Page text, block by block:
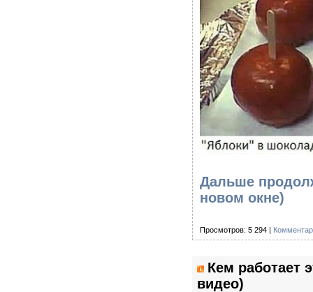
Дальше
новом окне)
Просмотров: 5 294 |
Кем работает
видео)